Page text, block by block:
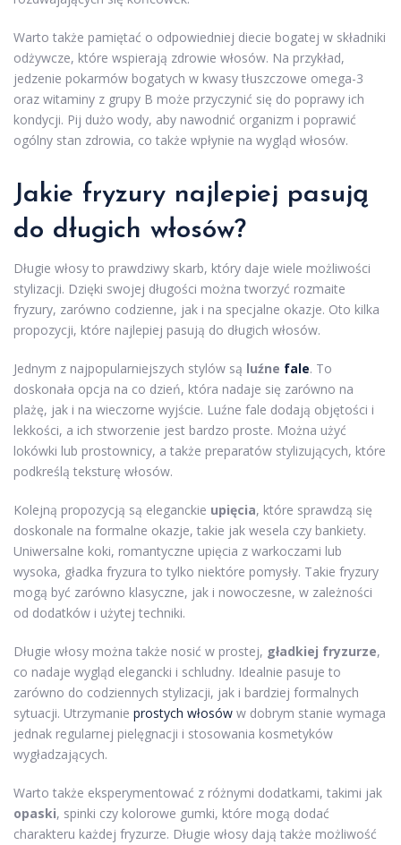
Warto także pamiętać o odpowiedniej diecie bogatej w składniki
odżywcze, które wspierają zdrowie włosów. Na przykład,
jedzenie pokarmów bogatych w kwasy tłuszczowe omega-3
oraz witaminy z grupy B może przyczynić się do poprawy ich
kondycji. Pij dużo wody, aby nawodnić organizm i poprawić
ogólny stan zdrowia, co także wpłynie na wygląd włosów.
Jakie fryzury najlepiej pasują
do długich włosów?
Długie włosy to prawdziwy skarb, który daje wiele możliwości
stylizacji. Dzięki swojej długości można tworzyć rozmaite
fryzury, zarówno codzienne, jak i na specjalne okazje. Oto kilka
propozycji, które najlepiej pasują do długich włosów.
Jednym z najpopularniejszych stylów są luźne fale. To
doskonała opcja na co dzień, która nadaje się zarówno na
plażę, jak i na wieczorne wyjście. Luźne fale dodają objętości i
lekkości, a ich stworzenie jest bardzo proste. Można użyć
lokówki lub prostownicy, a także preparatów stylizujących, które
podkreślą teksturę włosów.
Kolejną propozycją są eleganckie upięcia, które sprawdzą się
doskonale na formalne okazje, takie jak wesela czy bankiety.
Uniwersalne koki, romantyczne upięcia z warkoczami lub
wysoka, gładka fryzura to tylko niektóre pomysły. Takie fryzury
mogą być zarówno klasyczne, jak i nowoczesne, w zależności
od dodatków i użytej techniki.
Długie włosy można także nosić w prostej, gładkiej fryzurze,
co nadaje wygląd elegancki i schludny. Idealnie pasuje to
zarówno do codziennych stylizacji, jak i bardziej formalnych
sytuacji. Utrzymanie prostych włosów w dobrym stanie wymaga
jednak regularnej pielęgnacji i stosowania kosmetyków
wygładzających.
Warto także eksperymentować z różnymi dodatkami, takimi jak
opaski, spinki czy kolorowe gumki, które mogą dodać
charakteru każdej fryzurze. Długie włosy dają także możliwość